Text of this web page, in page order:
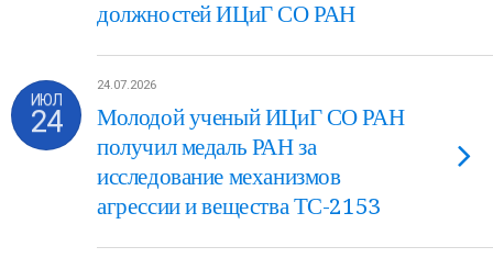
должностей ИЦиГ СО РАН
ИЮЛ
24
24.07.2026
Молодой ученый ИЦиГ СО РАН
получил медаль РАН за
исследование механизмов
агрессии и вещества ТС-2153